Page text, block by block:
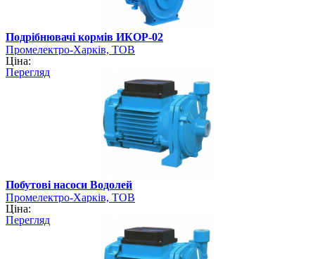
Подрібнювачі кормів ИКОР-02
Промелектро-Харків, ТОВ
Ціна:
Перегляд
Побутові насоси Водолей
Промелектро-Харків, ТОВ
Ціна:
Перегляд